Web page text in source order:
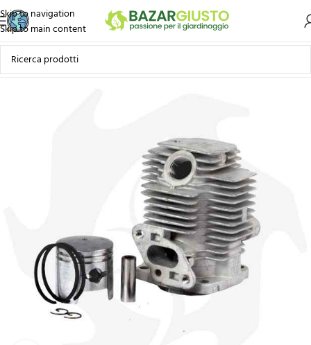
Skip to navigation
Skip to main content